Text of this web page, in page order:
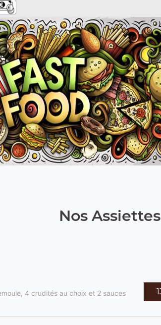
Nos Assiettes
4 crudités au choix et 2 sauces